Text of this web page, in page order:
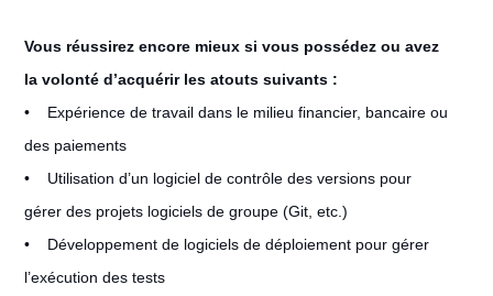
Vous réussirez encore mieux si vous possédez ou avez
la volonté d’acquérir les atouts suivants :
• Expérience de travail dans le milieu financier, bancaire ou
des paiements
• Utilisation d’un logiciel de contrôle des versions pour
gérer des projets logiciels de groupe (Git, etc.)
• Développement de logiciels de déploiement pour gérer
l’exécution des tests